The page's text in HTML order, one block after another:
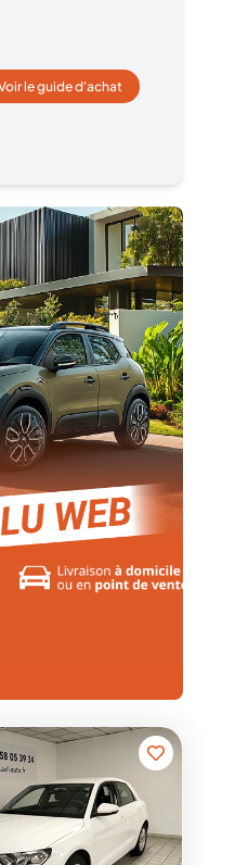
le guide d'achat